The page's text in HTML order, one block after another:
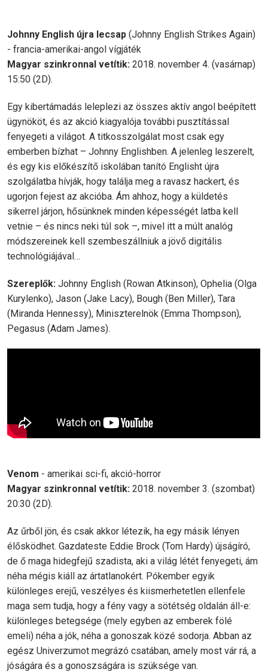
Johnny English újra lecsap (Johnny English Strikes Again)
- francia-amerikai-angol vígjáték
Magyar szinkronnal vetítik: 2018. november 4. (vasárnap)
15:50 (2D).
Egy kibertámadás leleplezi az összes aktív angol beépített
ügynököt, és az akció kiagyalója további pusztítással
fenyegeti a világot. A titkosszolgálat most csak egy
emberben bízhat – Johnny Englishben. A jelenleg leszerelt,
és egy kis előkészítő iskolában tanító Englisht újra
szolgálatba hívják, hogy találja meg a ravasz hackert, és
ugorjon fejest az akcióba. Ám ahhoz, hogy a küldetés
sikerrel járjon, hősünknek minden képességét latba kell
vetnie – és nincs neki túl sok –, mivel itt a múlt analóg
módszereinek kell szembeszállniuk a jövő digitális
technológiájával…
Szereplők: Johnny English (Rowan Atkinson), Ophelia (Olga
Kurylenko), Jason (Jake Lacy), Bough (Ben Miller), Tara
(Miranda Hennessy), Miniszterelnök (Emma Thompson),
Pegasus (Adam James).
Venom - amerikai sci-fi, akció-horror
Magyar szinkronnal vetítik: 2018. november 3. (szombat)
20:30 (2D).
Az űrből jön, és csak akkor létezik, ha egy másik lényen
élősködhet. Gazdateste Eddie Brock (Tom Hardy) újságíró,
de ő maga hidegfejű szadista, aki a világ létét fenyegeti, ám
néha mégis kiáll az ártatlanokért. Pókember egyik
különleges erejű, veszélyes és kiismerhetetlen ellenfele
maga sem tudja, hogy a fény vagy a sötétség oldalán áll-e:
különleges betegsége (mely egyben az emberek fölé
emeli) néha a jók, néha a gonoszak közé sodorja. Abban az
egész Univerzumot megrázó csatában, amely most vár rá, a
jóságára és a gonoszságára is szüksége van.